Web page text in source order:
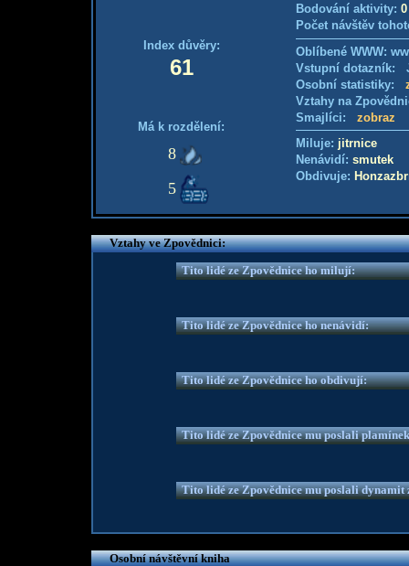
Index důvěry:
61
Má k rozdělení:
8
5
Bodování aktivity:
Počet návštěv
Oblíbené WWW:
Vstupní dotazník:
Osobní statistiky:
Vztahy na
Smajlíci: zobraz
Miluje: jitrnice
Nenávidí: smutek
Obdivuje:
Vztahy ve Zpovědnici:
Tito lidé ze Zpovědnice ho milují:
Tito lidé ze Zpovědnice ho nenávidí:
Tito lidé ze Zpovědnice ho obdivují:
Tito lidé ze Zpovědnice mu poslali
Tito lidé ze Zpovědnice mu poslali dynamit
Osobní návštěvní kniha